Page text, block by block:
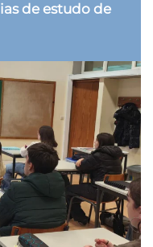
de estudo de